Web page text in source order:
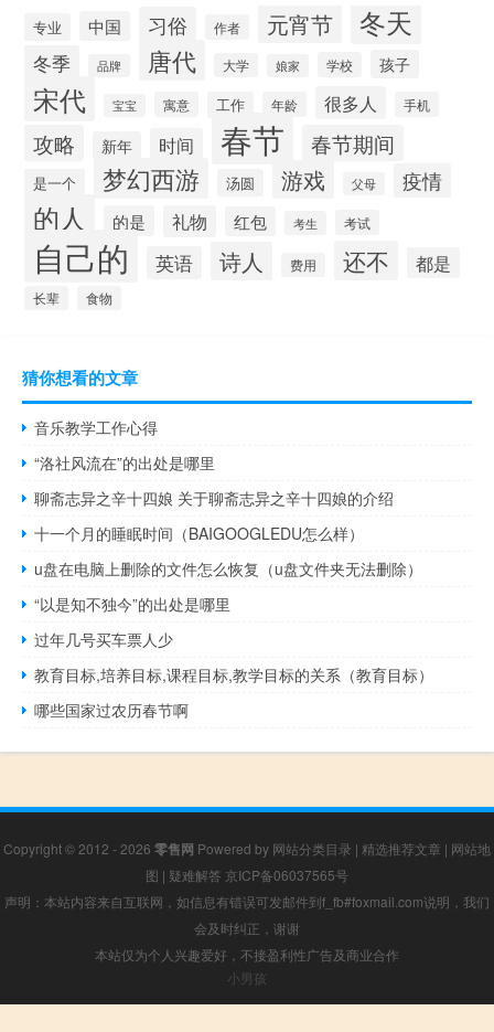
专业 中国 习俗 作者 元宵节 冬天
冬季 品牌 唐代 大学 娘家 学校 孩子
宋代 宝宝 寓意 工作 年龄 很多人 手机
攻略 新年 时间 春节 春节期间
是一个 梦幻西游 汤圆 游戏 父母 疫情
的人 的是 礼物 红包 考生 考试
自己的 英语 诗人 费用 还不 都是
长辈 食物
猜你想看的文章
音乐教学工作心得
“洛社风流在”的出处是哪里
聊斋志异之辛十四娘 关于聊斋志异之辛十四娘的介绍
十一个月的睡眠时间（BAIGOOGLEDU怎么样）
u盘在电脑上删除的文件怎么恢复（u盘文件夹无法删除）
“以是知不独今”的出处是哪里
过年几号买车票人少
教育目标,培养目标,课程目标,教学目标的关系（教育目标）
哪些国家过农历春节啊
Copyright © 2012 - 2026 零售网 Powered by 网站分类目录 | 精选推荐文章 | 网站地
图 | 疑难解答 京ICP备06037565号
声明：本站内容来自互联网，如信息有错误可发邮件到f_fb#foxmail.com说明，我们
会及时纠正，谢谢
本站仅为个人兴趣爱好，不接盈利性广告及商业合作
小男孩